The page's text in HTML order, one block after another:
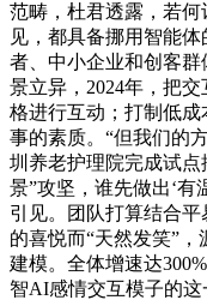
范畴，杜君透露，若何
见，都具备挪用智能
者、中小企业和创客
景立异，2024年，把
格进行互动；打制低
事的素质。“但我们的
圳养老护理院完成试点
景”攻坚，谁先做出‘有
引见。团队打算结合
的喜悦而“天然发笑”
建模。全体增速达
智AI感情交互模子的